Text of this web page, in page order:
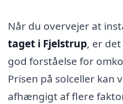
Når du overvejer at
taget i Fjelstrup, er
god forståelse for
Prisen på solceller kan
afhængigt af flere